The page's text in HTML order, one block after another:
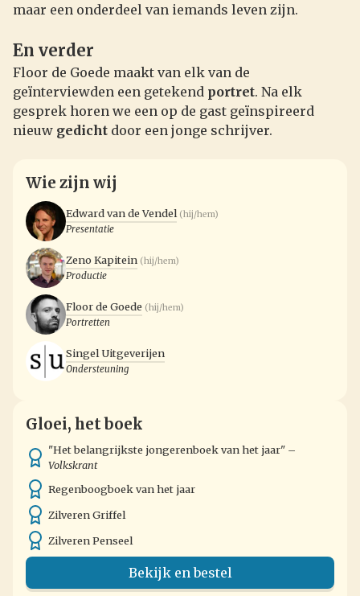
maar een onderdeel van iemands leven zijn.
En verder
Floor de Goede maakt van elk van de
geïnterviewden een getekend portret. Na elk
gesprek horen we een op de gast geïnspireerd
nieuw gedicht door een jonge schrijver.
Wie zijn wij
Edward van de Vendel (hij/hem)
Presentatie
Zeno Kapitein (hij/hem)
Productie
Floor de Goede (hij/hem)
Portretten
Singel Uitgeverijen
Ondersteuning
Gloei, het boek
"Het belangrijkste jongerenboek van het jaar" –
Volkskrant
Regenboogboek van het jaar
Zilveren Griffel
Zilveren Penseel
Bekijk en bestel